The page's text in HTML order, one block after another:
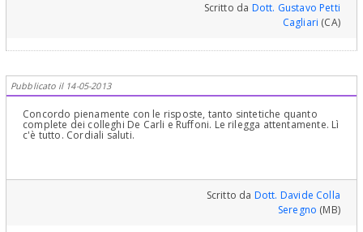
Scritto da Dott. Gustavo Petti
Cagliari (CA)
Pubblicato il 14-05-2013
Concordo pienamente con le risposte, tanto sintetiche quanto
complete dei colleghi De Carli e Ruffoni. Le rilegga attentamente. Lì
c'è tutto. Cordiali saluti.
Scritto da Dott. Davide Colla
Seregno (MB)